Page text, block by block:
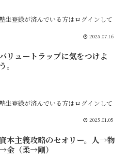
生登録が済んでいる方はログインして
2025.07.16
リュートラップに気をつけよ
う。
生登録が済んでいる方はログインして
2025.01.05
本主義攻略のセオリー。人→物
金（柔→剛）